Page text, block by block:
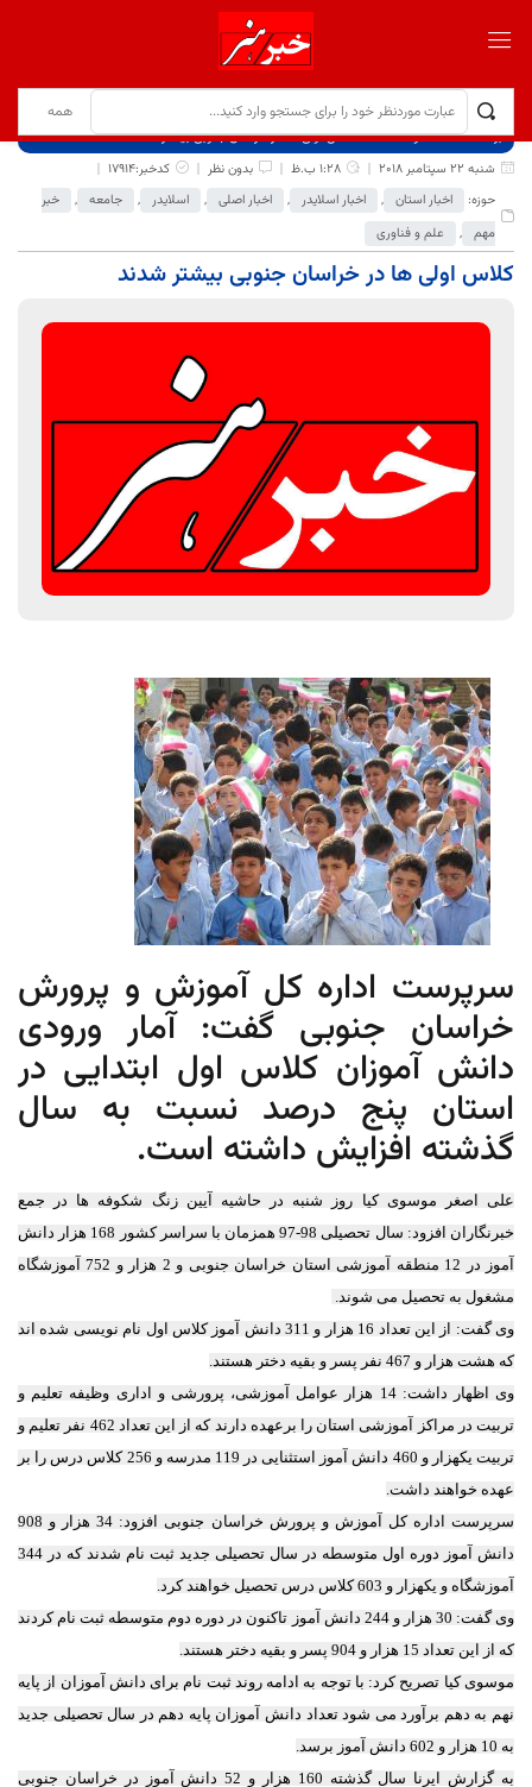
برگ نخست نوشته‌ها
کلاس اولی ها در خراسان جنوبی بیشتر شدند
شنبه 22 سپتامبر 2018
1:28 ب.ظ بدون نظر
کدخبر:17914
حوزه:
اخبار استان , اخبار اسلایدر , اخبار اصلی , اسلایدر , جامعه ,
خبر
مهم , علم و فناوری
کلاس اولی ها در خراسان جنوبی بیشتر شدند
سرپرست اداره کل آموزش و پرورش
خراسان جنوبی گفت: آمار ورودی
دانش آموزان کلاس اول ابتدایی در
استان پنج درصد نسبت به سال
گذشته افزایش داشته است.
علی اصغر موسوی کیا روز شنبه در حاشیه آیین زنگ شکوفه ها در جمع
خبرنگاران افزود: سال تحصیلی 98-97 همزمان با سراسر کشور 168 هزار دانش
آموز در 12 منطقه آموزشی استان خراسان جنوبی و 2 هزار و 752 آموزشگاه
مشغول به تحصیل می شوند.
وی گفت: از این تعداد 16 هزار و 311 دانش آموز کلاس اول نام نویسی شده اند
که هشت هزار و 467 نفر پسر و بقیه دختر هستند.
وی اظهار داشت: 14 هزار عوامل آموزشی، پرورشی و اداری وظیفه تعلیم و
تربیت در مراکز آموزشی استان را برعهده دارند که از این تعداد 462 نفر تعلیم و
تربیت یکهزار و 460 دانش آموز استثنایی در 119 مدرسه و 256 کلاس درس را بر
عهده خواهند داشت.
سرپرست اداره کل آموزش و پرورش خراسان جنوبی افزود: 34 هزار و 908
دانش آموز دوره اول متوسطه در سال تحصیلی جدید ثبت نام شدند که در 344
آموزشگاه و یکهزار و 603 کلاس درس تحصیل خواهند کرد.
وی گفت: 30 هزار و 244 دانش آموز تاکنون در دوره دوم متوسطه ثبت نام کردند
که از این تعداد 15 هزار و 904 پسر و بقیه دختر هستند.
موسوی کیا تصریح کرد: با توجه به ادامه روند ثبت نام برای دانش آموزان از پایه
نهم به دهم برآورد می شود تعداد دانش آموزان پایه دهم در سال تحصیلی جدید
به 10 هزار و 602 دانش آموز برسد.
به گزارش ایرنا سال گذشته 160 هزار و 52 دانش آموز در خراسان جنوبی